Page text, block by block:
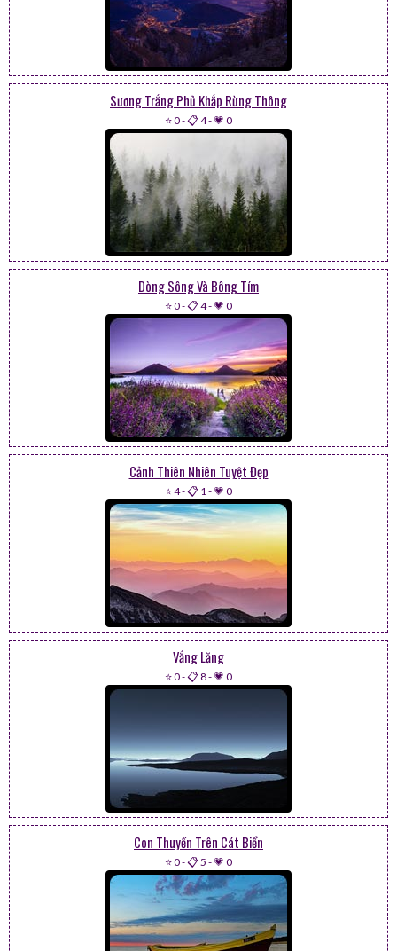
Sương Trắng Phủ Khắp Rừng Thông
⭐ 0-📋 4-💗 0
Dòng Sông Và Bông Tím
⭐ 0-📋 4-💗 0
Cảnh Thiên Nhiên Tuyệt Đẹp
⭐ 4-📋 1 -💗 0
Vắng Lặng
⭐ 0-📋 8-💗 0
Con Thuyền Trên Cát Biển
⭐ 0-📋 5 -💗 0